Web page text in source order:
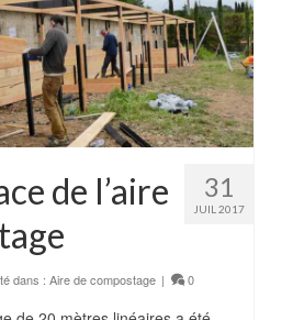
31
JUIL 2017
de l’aire
dans : Aire de compostage | 0